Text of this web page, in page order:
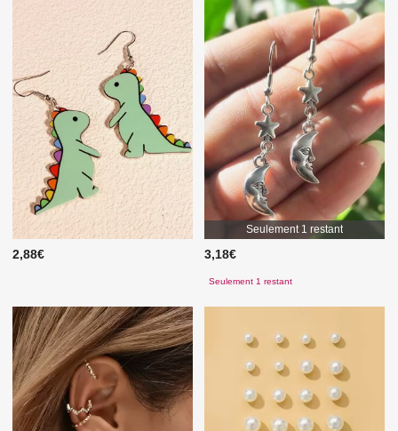
2,88€
Seulement 1 restant
3,18€
Seulement 1 restant